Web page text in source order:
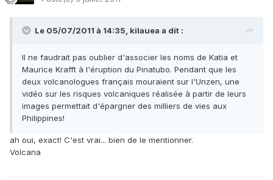
Le 05/07/2011 à 14:35, kilauea a dit :
Il ne faudrait pas oublier d'associer les noms de Katia et
Maurice Krafft à l'éruption du Pinatubo. Pendant que les
deux volcanologues français mouraient sur l'Unzen, une
vidéo sur les risques volcaniques réalisée à partir de leurs
images permettait d'épargner des milliers de vies aux
Philippines!
ah oui, exact! C'est vrai... bien de le mentionner.
Volcana